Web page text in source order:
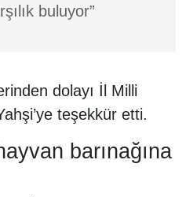
buluyor”
dolayı İl Milli
teşekkür etti.
barınağına